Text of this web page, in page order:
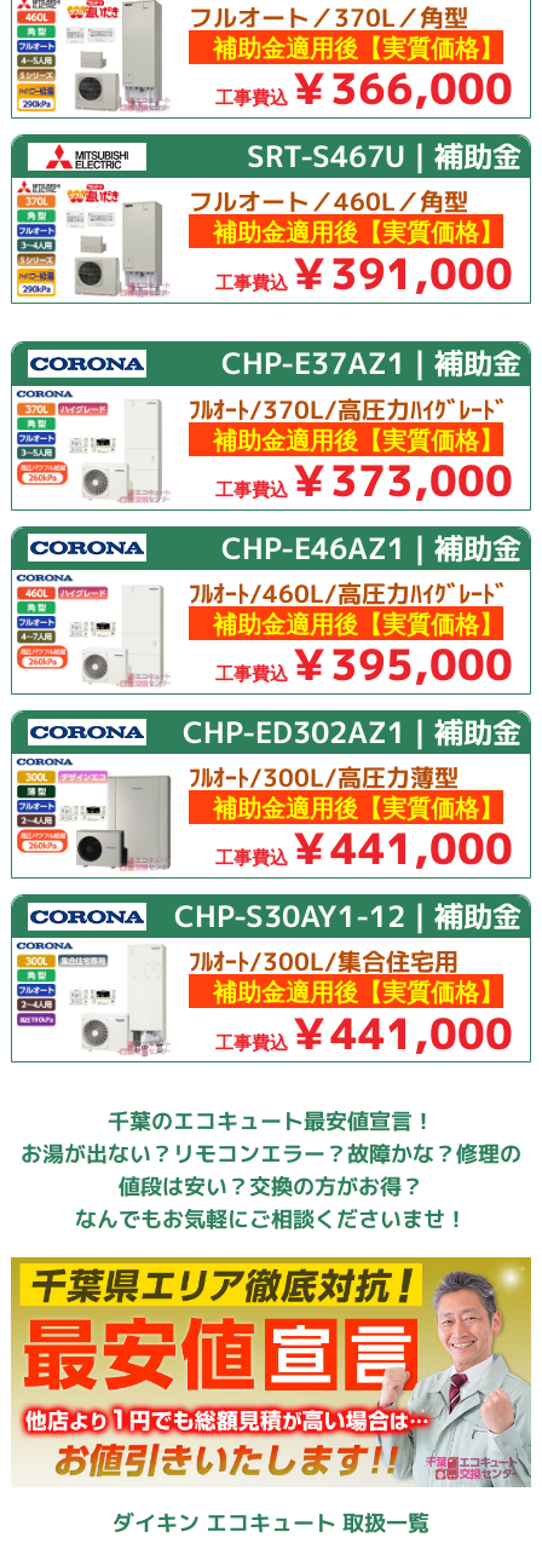
フルオート／370L／角型
補助金適用後【実質価格】
工事費込 ￥366,000
SRT-S467U｜補助金
フルオート／460L／角型
補助金適用後【実質価格】
工事費込 ￥391,000
CHP-E37AZ1｜補助金
ﾌﾙｵｰﾄ/370L/高圧力ﾊｲｸﾞﾚｰﾄﾞ
補助金適用後【実質価格】
工事費込 ￥373,000
CHP-E46AZ1｜補助金
ﾌﾙｵｰﾄ/460L/高圧力ﾊｲｸﾞﾚｰﾄﾞ
補助金適用後【実質価格】
工事費込 ￥395,000
CHP-ED302AZ1｜補助金
ﾌﾙｵｰﾄ/300L/高圧力薄型
補助金適用後【実質価格】
工事費込 ￥441,000
CHP-S30AY1-12｜補助金
ﾌﾙｵｰﾄ/300L/集合住宅用
補助金適用後【実質価格】
工事費込 ￥441,000
千葉のエコキュート最安値宣言！
お湯が出ない？リモコンエラー？故障かな？修理の
値段は安い？交換の方がお得？
なんでもお気軽にご相談くださいませ！
ダイキン エコキュート 取扱一覧